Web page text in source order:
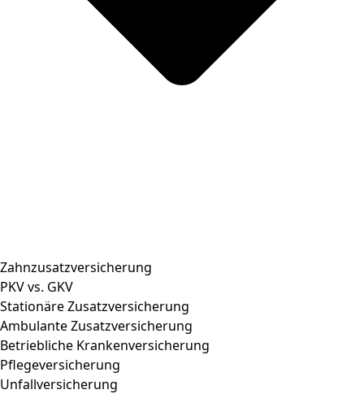
Zahnzusatzversicherung
PKV vs. GKV
Stationäre Zusatzversicherung
Ambulante Zusatzversicherung
Betriebliche Krankenversicherung
Pflegeversicherung
Unfallversicherung